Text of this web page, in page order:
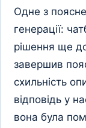
Одне з
генерації:
рішення ще
завершив
схильність
відповідь у
вона була